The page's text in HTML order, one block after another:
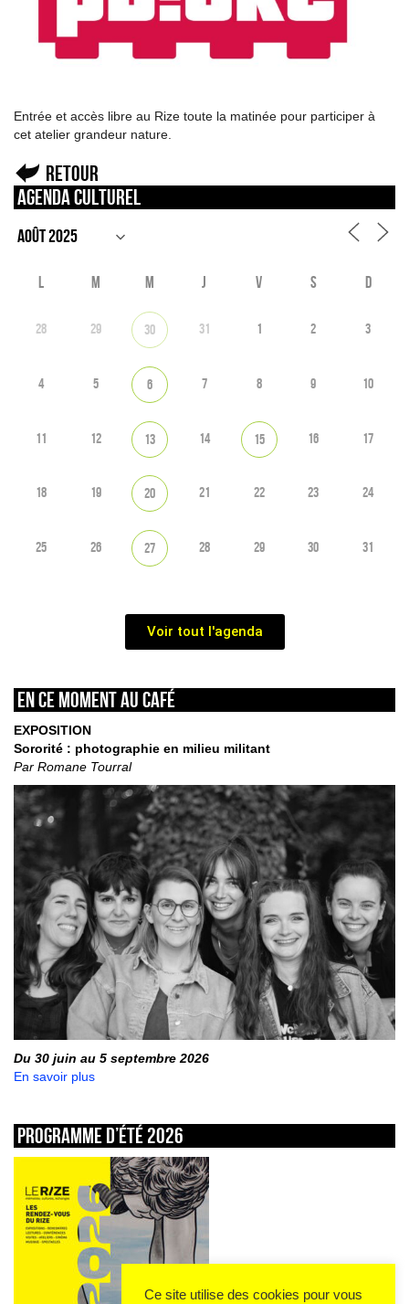
Entrée et accès libre au Rize toute la matinée pour participer à
cet atelier grandeur nature.
Retour
Agenda culturel
L M M J V S D
28 29 30 31 1 2 3
4 5 6 7 8 9 10
11 12 13 14 15 16 17
18 19 20 21 22 23 24
25 26 27 28 29 30 31
Voir tout l'agenda
En ce moment au café
EXPOSITION
Sororité : photographie en milieu militant
Par Romane Tourral
Du 30 juin au 5 septembre 2026
En savoir plus
Programme d’été 2026
Ce site utilise des cookies pour vous